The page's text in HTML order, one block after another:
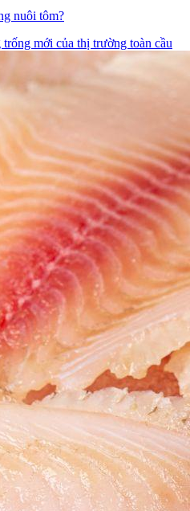
nuôi tôm?
mới của thị trường toàn cầu